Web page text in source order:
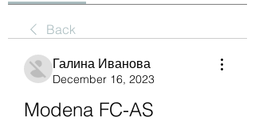
Back
Галина Иванова
December 16, 2023
Modena FC-AS